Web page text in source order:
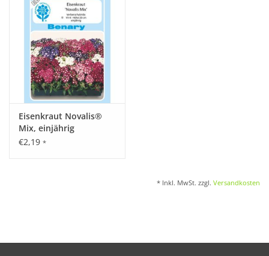
Eisenkraut Novalis®
Mix, einjährig
€2,19 *
* Inkl. MwSt. zzgl. Versandkosten